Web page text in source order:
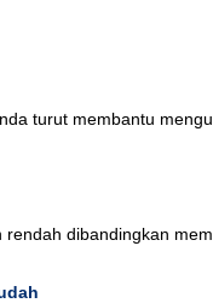
turut membantu
dibandingkan